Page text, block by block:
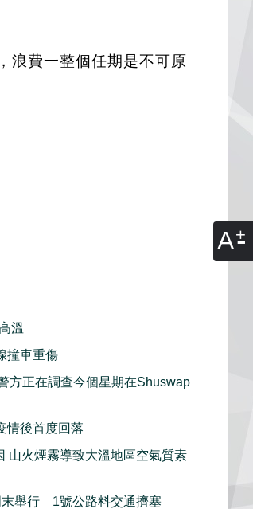
A
浪費一整個任期是不可原
溫
撞車重傷
方正在調查今個星期在Shuswap
後首度回落
山火煙霧導致大溫地區空氣質素
末舉行 1號公路料交通擠塞